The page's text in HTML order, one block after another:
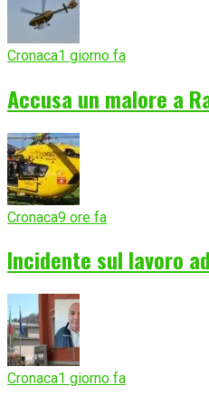
Cronaca1 giorno fa
Accusa un malore a
Cronaca9 ore fa
Incidente sul lavoro
Cronaca1 giorno fa